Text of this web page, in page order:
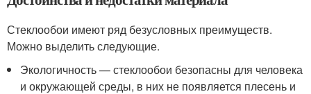
Стеклообои имеют ряд безусловных преимуществ.
Можно выделить следующие.
Экологичность — стеклообои безопасны для человека
и окружающей среды, в них не появляется плесень и